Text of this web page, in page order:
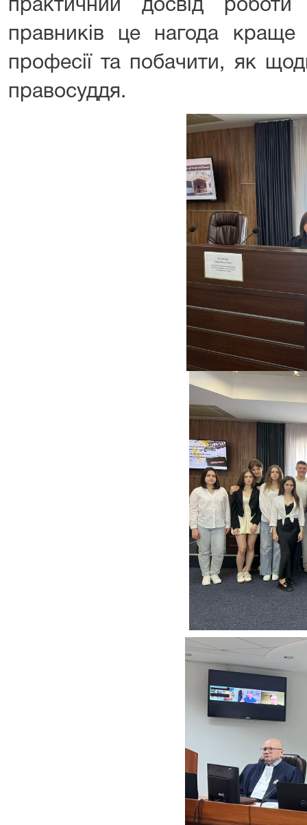
практичний досвід
правників це нагода краще
професії та побачити, як
правосуддя.